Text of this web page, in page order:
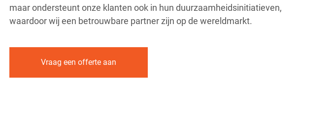
maar ondersteunt onze klanten ook in hun duurzaamheidsinitiatieven,
waardoor wij een betrouwbare partner zijn op de wereldmarkt.
Vraag een offerte aan